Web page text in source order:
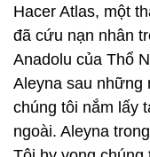
Hacer Atlas, một
đã cứu nạn nhân
Anadolu của Thổ
Aleyna sau những
chúng tôi nắm lấy
ngoài. Aleyna